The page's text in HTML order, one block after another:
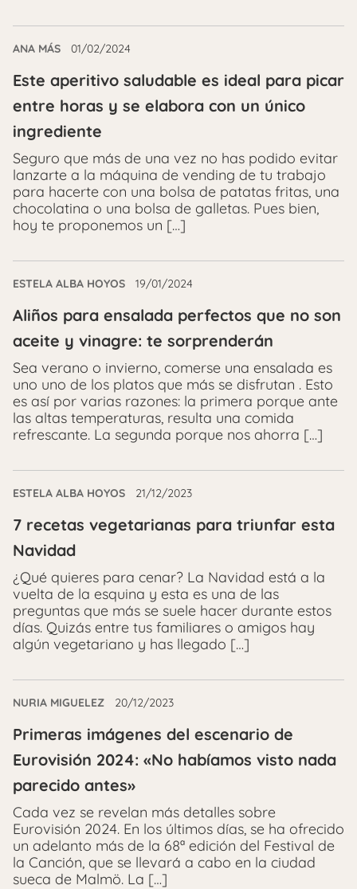
ANA MÁS 01/02/2024
Este aperitivo saludable es ideal para picar
entre horas y se elabora con un único
ingrediente
Seguro que más de una vez no has podido evitar
lanzarte a la máquina de vending de tu trabajo
para hacerte con una bolsa de patatas fritas, una
chocolatina o una bolsa de galletas. Pues bien,
hoy te proponemos un […]
ESTELA ALBA HOYOS 19/01/2024
Aliños para ensalada perfectos que no son
aceite y vinagre: te sorprenderán
Sea verano o invierno, comerse una ensalada es
uno uno de los platos que más se disfrutan . Esto
es así por varias razones: la primera porque ante
las altas temperaturas, resulta una comida
refrescante. La segunda porque nos ahorra […]
ESTELA ALBA HOYOS 21/12/2023
7 recetas vegetarianas para triunfar esta
Navidad
¿Qué quieres para cenar? La Navidad está a la
vuelta de la esquina y esta es una de las
preguntas que más se suele hacer durante estos
días. Quizás entre tus familiares o amigos hay
algún vegetariano y has llegado […]
NURIA MIGUELEZ 20/12/2023
Primeras imágenes del escenario de
Eurovisión 2024: «No habíamos visto nada
parecido antes»
Cada vez se revelan más detalles sobre
Eurovisión 2024. En los últimos días, se ha ofrecido
un adelanto más de la 68ª edición del Festival de
la Canción, que se llevará a cabo en la ciudad
sueca de Malmö. La […]